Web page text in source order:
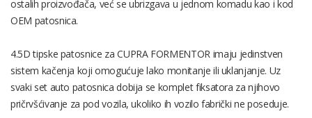
ostalih proizvođača, već se ubrizgava u jednom komadu kao i kod
OEM patosnica.
4.5D tipske patosnice za CUPRA FORMENTOR imaju jedinstven
sistem kačenja koji omogućuje lako monitanje ili uklanjanje. Uz
svaki set auto patosnica dobija se komplet fiksatora za njihovo
pričrvšćivanje za pod vozila, ukoliko ih vozilo fabrički ne poseduje.